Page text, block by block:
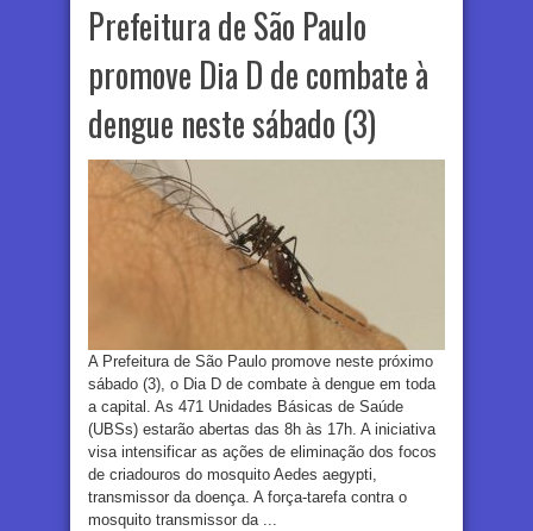
Prefeitura de São Paulo
promove Dia D de combate à
dengue neste sábado (3)
A Prefeitura de São Paulo promove neste próximo
sábado (3), o Dia D de combate à dengue em toda
a capital. As 471 Unidades Básicas de Saúde
(UBSs) estarão abertas das 8h às 17h. A iniciativa
visa intensificar as ações de eliminação dos focos
de criadouros do mosquito Aedes aegypti,
transmissor da doença. A força-tarefa contra o
mosquito transmissor da ...